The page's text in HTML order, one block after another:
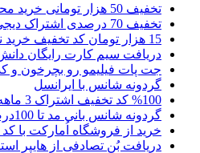
تخفیف 50 هزار تومانی خرید محصولات پروتئینی اسنپ فود
تخفیف 70 درصدی اشتراک دیجی پلاس از دیجی کالا
15 هزار تومان کد تخفیف خرید نان از اسنپ فود
دریافت سیم کارت رایگان
جت پات فیلیمو رو بچرخون و
گردونه شانس با ایرانسل
%100 کد تخفیف اشتراک 3 ماهه دیجی پلاس از دیجی کالا
گردونه شانس بانی مد تا 100درصد تخفیف
خرید از فروشگاه اُمارکت با کد 30 هزار تومانی اکالا
دریافت بُن تصادفی از هایپر